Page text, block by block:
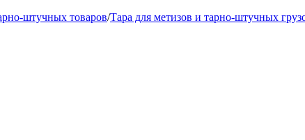
штучных товаров/Тара для метизов и тарно-штучных